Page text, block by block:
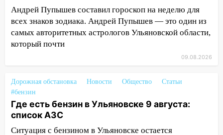
09:15 Ураган, изнасилование ребенка,
автоподставы и атака беспилотников:
важные итоги прошедшей недели в
Ульяновской области
инфраструктуру после шторма.
08:19 Внимание! В Цильнинском районе
пропал 67-летний мужчина
08:11 На Ульяновск снова надвигается
Андрей Пупышев составил гороскоп на неделю для
всех знаков зодиака. Андрей Пупышев — это один из
самых авторитетных астрологов Ульяновской области,
который почти
09.08.2026
Дорожная обстановка Новости Общество
Статьи
#бензин
Где есть бензин в Ульяновске 9 августа:
список АЗС
Ситуация с бензином в Ульяновске остается